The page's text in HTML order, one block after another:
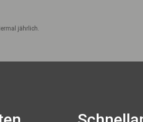
jährlich.